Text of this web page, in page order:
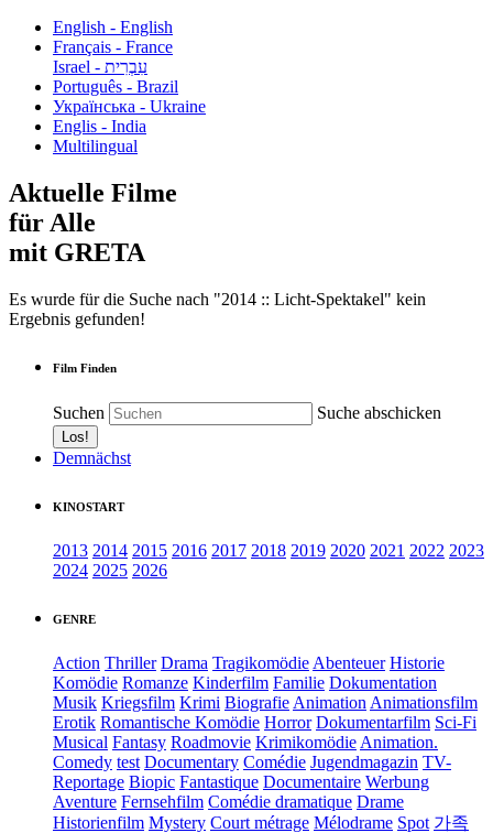
English - English
Français - France
עִבְרִית - Israel
Português - Brazil
Українська - Ukraine
Englis - India
Multilingual
Aktuelle Filme
für Alle
mit GRETA
Es wurde für die Suche nach "2014 :: Licht-Spektakel" kein
Ergebnis gefunden!
Film Finden
Suchen Suche abschicken
Demnächst
KINOSTART
2013 2014 2015 2016 2017 2018 2019 2020 2021 2022 2023
2024 2025 2026
GENRE
Action Thriller Drama Tragikomödie Abenteuer Historie
Komödie Romanze Kinderfilm Familie Dokumentation
Musik Kriegsfilm Krimi Biografie Animation Animationsfilm
Erotik Romantische Komödie Horror Dokumentarfilm Sci-Fi
Musical Fantasy Roadmovie Krimikomödie Animation.
Comedy test Documentary Comédie Jugendmagazin TV-
Reportage Biopic Fantastique Documentaire Werbung
Aventure Fernsehfilm Comédie dramatique Drame
Historienfilm Mystery Court métrage Mélodrame Spot 가족